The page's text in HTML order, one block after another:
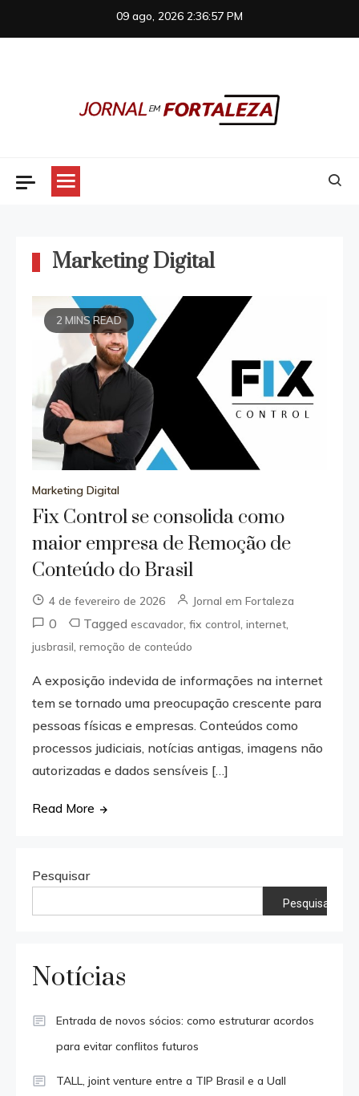
09 ago, 2026 2:36:57 PM
Marketing Digital
2 MINS READ
Marketing Digital
Fix Control se consolida como
maior empresa de Remoção de
Conteúdo do Brasil
4 de fevereiro de 2026 Jornal em Fortaleza
0 Taggedescavador ,fix control ,internet
jusbrasil ,remoção de conteúdo
A exposição indevida de informações na internet
tem se tornado uma preocupação crescente para
pessoas físicas e empresas. Conteúdos como
processos judiciais, notícias antigas, imagens não
autorizadas e dados sensíveis […]
Read More
Pesquisar
Pesquisar
Notícias
Entrada de novos sócios: como estruturar acordos
para evitar conflitos futuros
TALL, joint venture entre a TIP Brasil e a Uall